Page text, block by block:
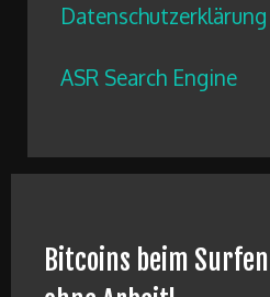
Datenschutzerklärung
ASR Search Engine
Bitcoins beim